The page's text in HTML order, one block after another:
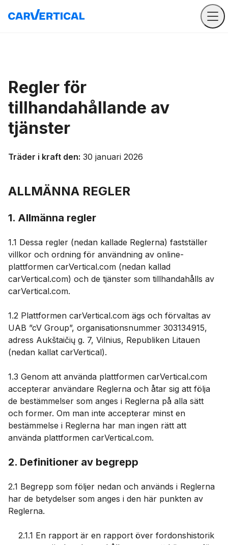
Regler för
tillhandahållande av
tjänster
Träder i kraft den: 30 januari 2026
ALLMÄNNA REGLER
1. Allmänna regler
1.1 Dessa regler (nedan kallade Reglerna) fastställer
villkor och ordning för användning av online-
plattformen carVertical.com (nedan kallad
carVertical.com) och de tjänster som tillhandahålls av
carVertical.com.
1.2 Plattformen carVertical.com ägs och förvaltas av
UAB ”cV Group”, organisationsnummer 303134915,
adress Aukštaičių g. 7, Vilnius, Republiken Litauen
(nedan kallat carVertical).
1.3 Genom att använda plattformen carVertical.com
accepterar användare Reglerna och åtar sig att följa
de bestämmelser som anges i Reglerna på alla sätt
och former. Om man inte accepterar minst en
bestämmelse i Reglerna har man ingen rätt att
använda plattformen carVertical.com.
2. Definitioner av begrepp
2.1 Begrepp som följer nedan och används i Reglerna
har de betydelser som anges i den här punkten av
Reglerna.
2.1.1 En rapport är en rapport över fordonshistorik